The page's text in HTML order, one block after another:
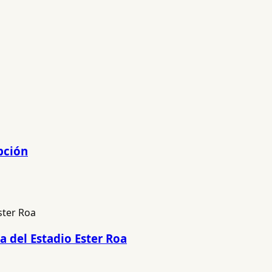
del Estadio Ester Roa